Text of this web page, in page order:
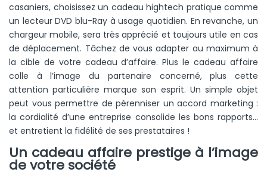
casaniers, choisissez un cadeau hightech pratique comme
un lecteur DVD blu-Ray à usage quotidien. En revanche, un
chargeur mobile, sera très apprécié et toujours utile en cas
de déplacement. Tâchez de vous adapter au maximum à
la cible de votre cadeau d’affaire. Plus le cadeau affaire
colle à l’image du partenaire concerné, plus cette
attention particulière marque son esprit. Un simple objet
peut vous permettre de pérenniser un accord marketing :
la cordialité d’une entreprise consolide les bons rapports…
et entretient la fidélité de ses prestataires !
Un cadeau affaire prestige à l’image
de votre société